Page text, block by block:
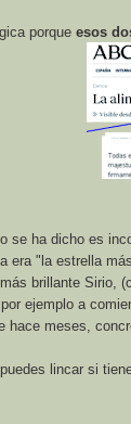
porque esos
se ha dicho es
era "la estrella
brillante Sirio,
ejemplo a
hace meses,
lincar si